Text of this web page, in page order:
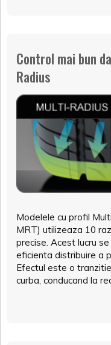
Control mai bun
Radius
Modelele cu profil
MRT) utilizeaza 10
precise. Acest lucru
eficienta distribuire a
Efectul este o
curba, conducand la